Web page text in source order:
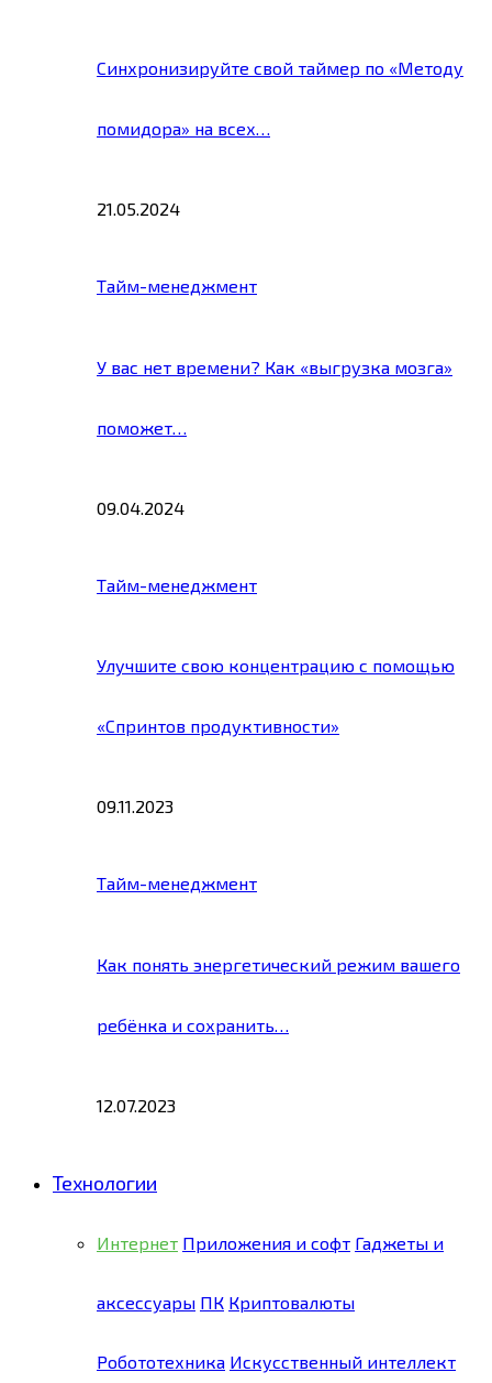
Синхронизируйте свой таймер по «Методу
помидора» на всех…
21.05.2024
Тайм-менеджмент
У вас нет времени? Как «выгрузка мозга»
поможет…
09.04.2024
Тайм-менеджмент
Улучшите свою концентрацию с помощью
«Спринтов продуктивности»
09.11.2023
Тайм-менеджмент
Как понять энергетический режим вашего
ребёнка и сохранить…
12.07.2023
Технологии
Интернет Приложения и софт Гаджеты и
аксессуары ПК Криптовалюты
Робототехника Искусственный интеллект